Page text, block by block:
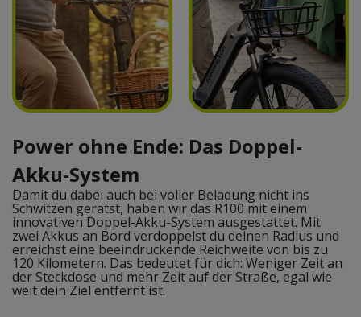
Power ohne Ende: Das Doppel-
Akku-System
Damit du dabei auch bei voller Beladung nicht ins
Schwitzen gerätst, haben wir das R100 mit einem
innovativen Doppel-Akku-System ausgestattet. Mit
zwei Akkus an Bord verdoppelst du deinen Radius und
erreichst eine beeindruckende Reichweite von bis zu
120 Kilometern. Das bedeutet für dich: Weniger Zeit an
der Steckdose und mehr Zeit auf der Straße, egal wie
weit dein Ziel entfernt ist.